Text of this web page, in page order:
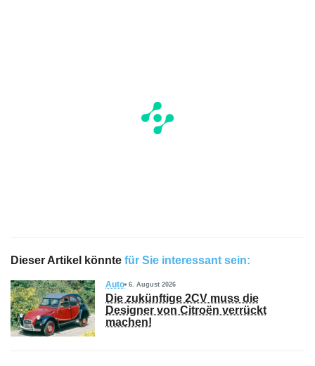
Dieser Artikel könnte für Sie interessant sein:
Auto 6. August 2026
Die zukünftige 2CV muss die
Designer von Citroën verrückt
machen!